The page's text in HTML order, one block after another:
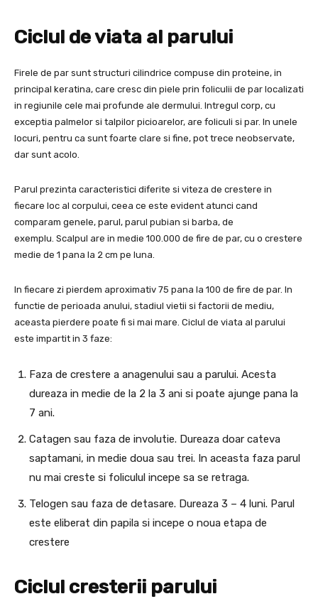
Ciclul de viata al parului
Firele de par sunt structuri cilindrice compuse din proteine, in
principal keratina, care cresc din piele prin foliculii de par localizati
in regiunile cele mai profunde ale dermului. Intregul corp, cu
exceptia palmelor si talpilor picioarelor, are foliculi si par. In unele
locuri, pentru ca sunt foarte clare si fine, pot trece neobservate,
dar sunt acolo.
Parul prezinta caracteristici diferite si viteza de crestere in
fiecare loc al corpului, ceea ce este evident atunci cand
comparam genele, parul, parul pubian si barba, de
exemplu. Scalpul are in medie 100.000 de fire de par, cu o crestere
medie de 1 pana la 2 cm pe luna.
In fiecare zi pierdem aproximativ 75 pana la 100 de fire de par. In
functie de perioada anului, stadiul vietii si factorii de mediu,
aceasta pierdere poate fi si mai mare. Ciclul de viata al parului
este impartit in 3 faze:
Faza de crestere a anagenului sau a parului. Acesta
dureaza in medie de la 2 la 3 ani si poate ajunge pana la
7 ani.
Catagen sau faza de involutie. Dureaza doar cateva
saptamani, in medie doua sau trei. In aceasta faza parul
nu mai creste si foliculul incepe sa se retraga.
Telogen sau faza de detasare. Dureaza 3 – 4 luni. Parul
este eliberat din papila si incepe o noua etapa de
crestere
Ciclul cresterii parului